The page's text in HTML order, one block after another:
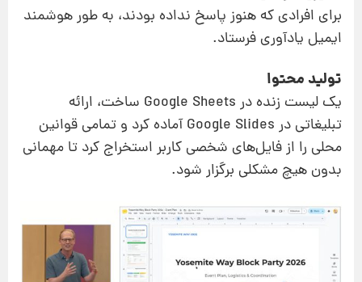
برای افرادی که هنوز پاسخ نداده بودند، به طور هوشمند
ایمیل یادآوری فرستاد.
تولید محتوا
یک لیست زنده در Google Sheets ساخت، ارائه‌
تبلیغاتی در Google Slides آماده کرد و تمامی قوانین
محلی را از فایل‌های شخصی کاربر استخراج کرد تا مهمانی
بدون هیچ مشکلی برگزار شود.